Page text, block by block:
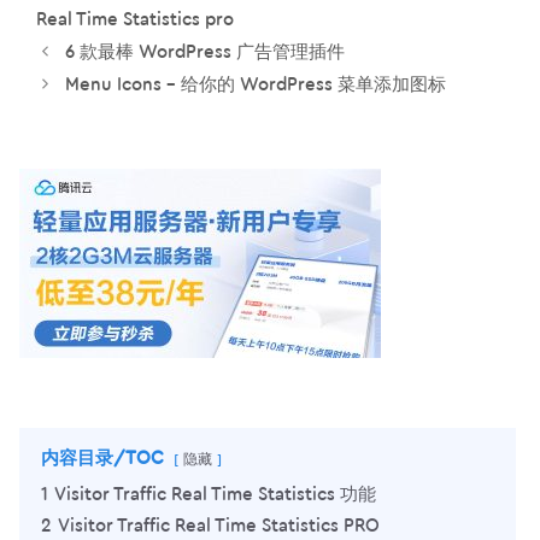
签
Real Time Statistics pro
6 款最棒 WordPress 广告管理插件
Menu Icons – 给你的 WordPress 菜单添加图标
内容目录/TOC 隐藏
1 Visitor Traffic Real Time Statistics 功能
2 Visitor Traffic Real Time Statistics PRO